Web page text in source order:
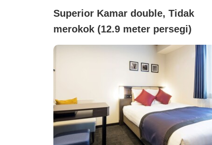
Superior Kamar double, Tidak
merokok (12.9 meter persegi)